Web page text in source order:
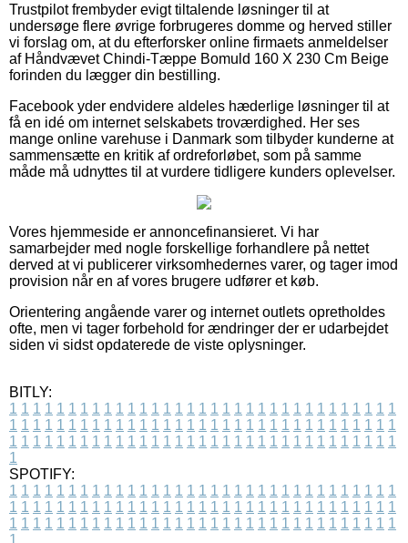
Trustpilot frembyder evigt tiltalende løsninger til at
undersøge flere øvrige forbrugeres domme og herved stiller
vi forslag om, at du efterforsker online firmaets anmeldelser
af Håndvævet Chindi-Tæppe Bomuld 160 X 230 Cm Beige
forinden du lægger din bestilling.
Facebook yder endvidere aldeles hæderlige løsninger til at
få en idé om internet selskabets troværdighed. Her ses
mange online varehuse i Danmark som tilbyder kunderne at
sammensætte en kritik af ordreforløbet, som på samme
måde må udnyttes til at vurdere tidligere kunders oplevelser.
Vores hjemmeside er annoncefinansieret. Vi har
samarbejder med nogle forskellige forhandlere på nettet
derved at vi publicerer virksomhedernes varer, og tager imod
provision når en af vores brugere udfører et køb.
Orientering angående varer og internet outlets opretholdes
ofte, men vi tager forbehold for ændringer der er udarbejdet
siden vi sidst opdaterede de viste oplysninger.
BITLY:
1 1 1 1 1 1 1 1 1 1 1 1 1 1 1 1 1 1 1 1 1 1 1 1 1 1 1 1 1 1 1 1 1
1 1 1 1 1 1 1 1 1 1 1 1 1 1 1 1 1 1 1 1 1 1 1 1 1 1 1 1 1 1 1 1 1
1 1 1 1 1 1 1 1 1 1 1 1 1 1 1 1 1 1 1 1 1 1 1 1 1 1 1 1 1 1 1 1 1
1
SPOTIFY:
1 1 1 1 1 1 1 1 1 1 1 1 1 1 1 1 1 1 1 1 1 1 1 1 1 1 1 1 1 1 1 1 1
1 1 1 1 1 1 1 1 1 1 1 1 1 1 1 1 1 1 1 1 1 1 1 1 1 1 1 1 1 1 1 1 1
1 1 1 1 1 1 1 1 1 1 1 1 1 1 1 1 1 1 1 1 1 1 1 1 1 1 1 1 1 1 1 1 1
1